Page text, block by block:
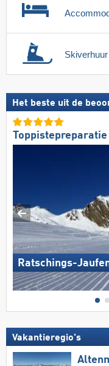
Skiverhuur
Het beste uit de
Toppistepreparatie
Ratschings-
Vakantieregio's